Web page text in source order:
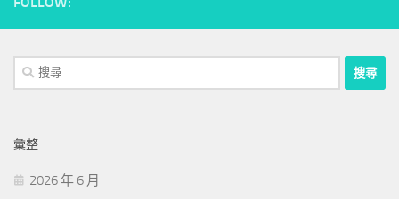
搜
尋
字:
彙整
2026 年 6 月